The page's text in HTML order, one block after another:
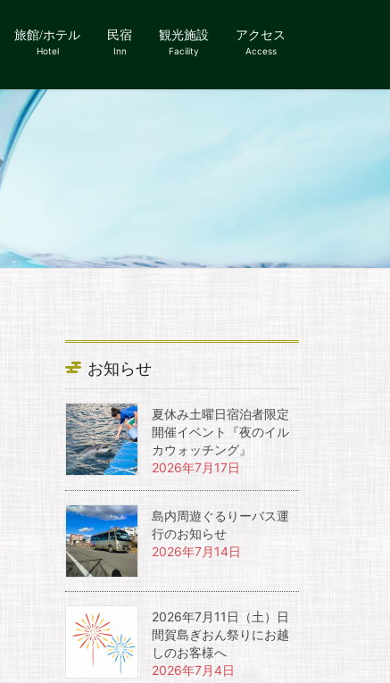
旅館/ホテル
Hotel
民宿
Inn
観光施設
Facility
アクセス
Access
お知らせ
夏休み土曜日宿泊者限定
開催イベント『夜のイル
カウォッチング』
2026年7月17日
島内周遊ぐるりーバス運
行のお知らせ
2026年7月14日
2026年7月11日（土）日
間賀島ぎおん祭りにお越
しのお客様へ
2026年7月4日